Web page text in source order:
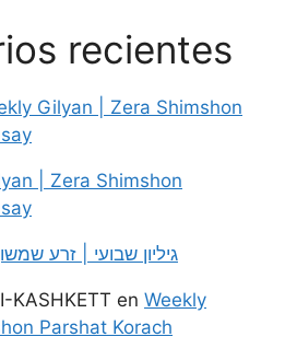
recientes
Gilyan | Zera Shimshon
| Zera Shimshon
גיליון שבועי | זרע
KASHKETT en Weekly
Parshat Korach